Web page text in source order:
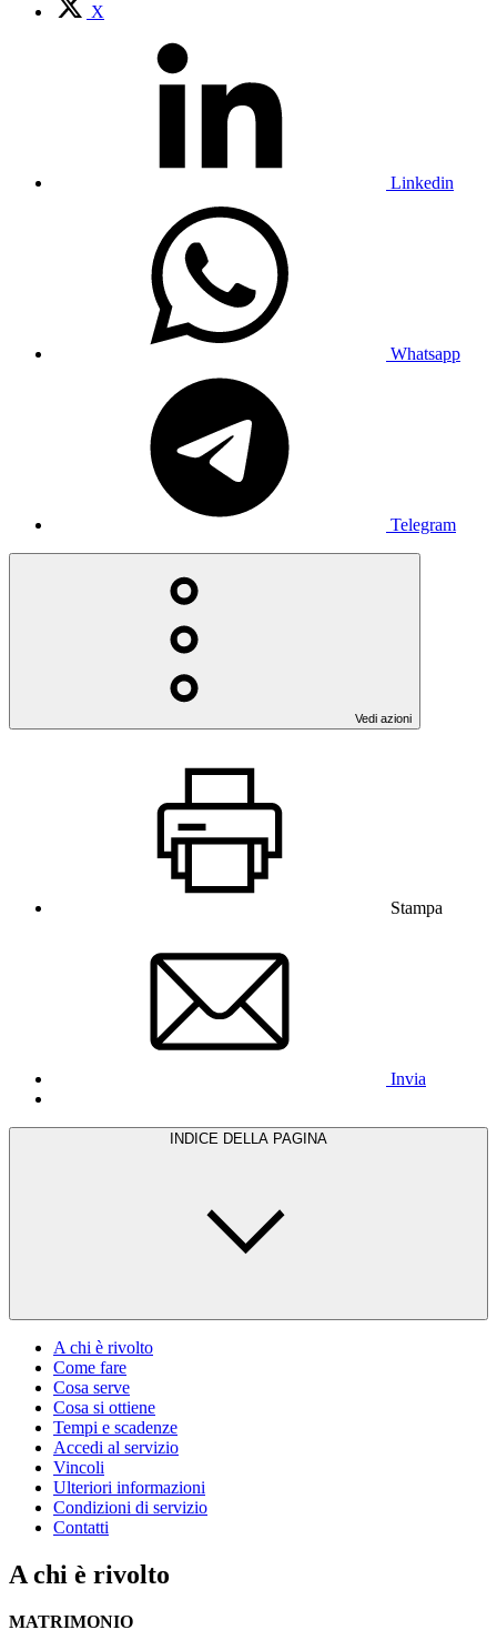
X
Linkedin
Whatsapp
Telegram
Vedi azioni
Stampa
Invia
INDICE DELLA PAGINA
A chi è rivolto
Come fare
Cosa serve
Cosa si ottiene
Tempi e scadenze
Accedi al servizio
Vincoli
Ulteriori informazioni
Condizioni di servizio
Contatti
A chi è rivolto
MATRIMONIO